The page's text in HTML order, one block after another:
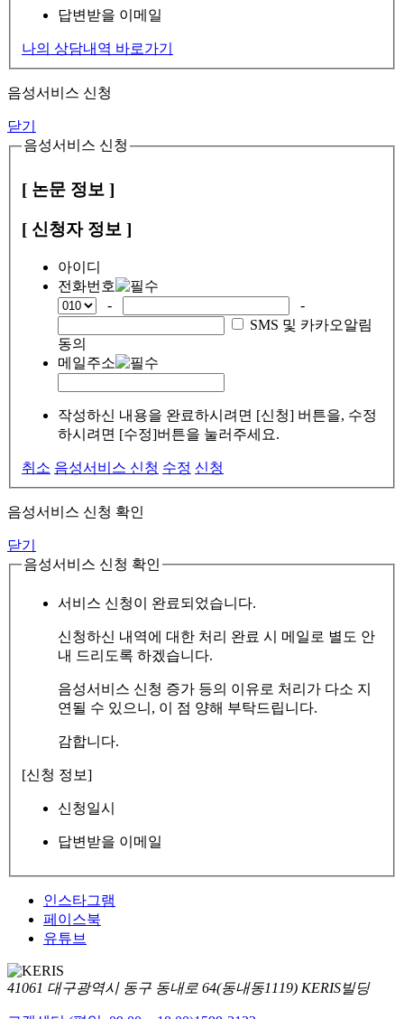
답변받을 이메일
나의 상담내역 바로가기
음성서비스 신청
닫기
음성서비스 신청
[ 논문 정보 ]
[ 신청자 정보 ]
아이디
전화번호
-
-
SMS 및 카카오알림
동의
메일주소
작성하신 내용을 완료하시려면 [신청] 버튼을, 수정
하시려면 [수정]버튼을 눌러주세요.
취소 음성서비스 신청 수정 신청
음성서비스 신청 확인
닫기
음성서비스 신청 확인
서비스 신청이 완료되었습니다.
신청하신 내역에 대한 처리 완료 시 메일로 별도 안
내 드리도록 하겠습니다.
음성서비스 신청 증가 등의 이유로 처리가 다소 지
연될 수 있으니, 이 점 양해 부탁드립니다.
감합니다.
[신청 정보]
신청일시
답변받을 이메일
인스타그램
페이스북
유튜브
41061 대구광역시 동구 동내로 64(동내동1119) KERIS빌딩